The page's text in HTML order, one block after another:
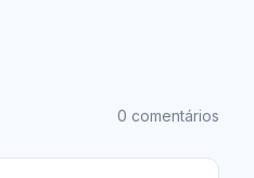
0 comentários